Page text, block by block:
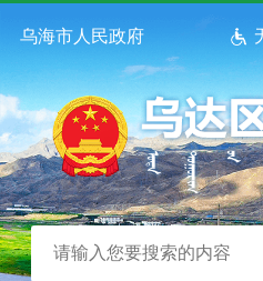
乌海市人民政府